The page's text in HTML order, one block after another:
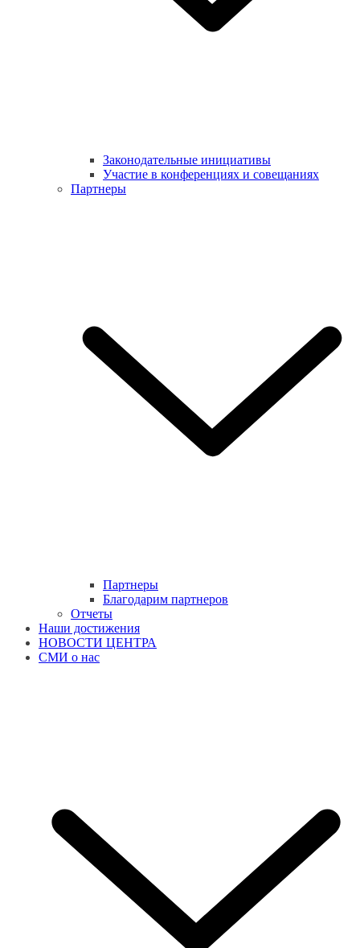
Законодательные инициативы
Участие в конференциях и совещаниях
Партнеры
Партнеры
Благодарим партнеров
Отчеты
Наши достижения
НОВОСТИ ЦЕНТРА
СМИ о нас